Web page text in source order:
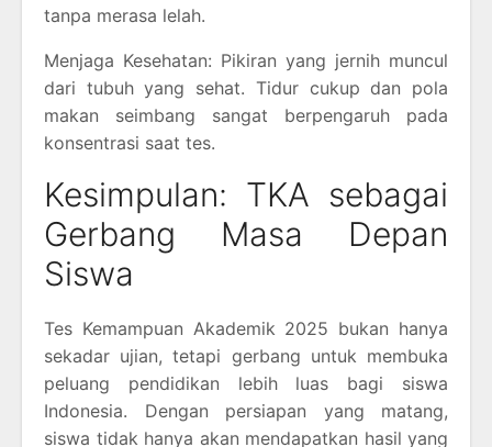
tanpa merasa lelah.
Menjaga Kesehatan: Pikiran yang jernih muncul
dari tubuh yang sehat. Tidur cukup dan pola
makan seimbang sangat berpengaruh pada
konsentrasi saat tes.
Kesimpulan: TKA sebagai
Gerbang Masa Depan
Siswa
Tes Kemampuan Akademik 2025 bukan hanya
sekadar ujian, tetapi gerbang untuk membuka
peluang pendidikan lebih luas bagi siswa
Indonesia. Dengan persiapan yang matang,
siswa tidak hanya akan mendapatkan hasil yang